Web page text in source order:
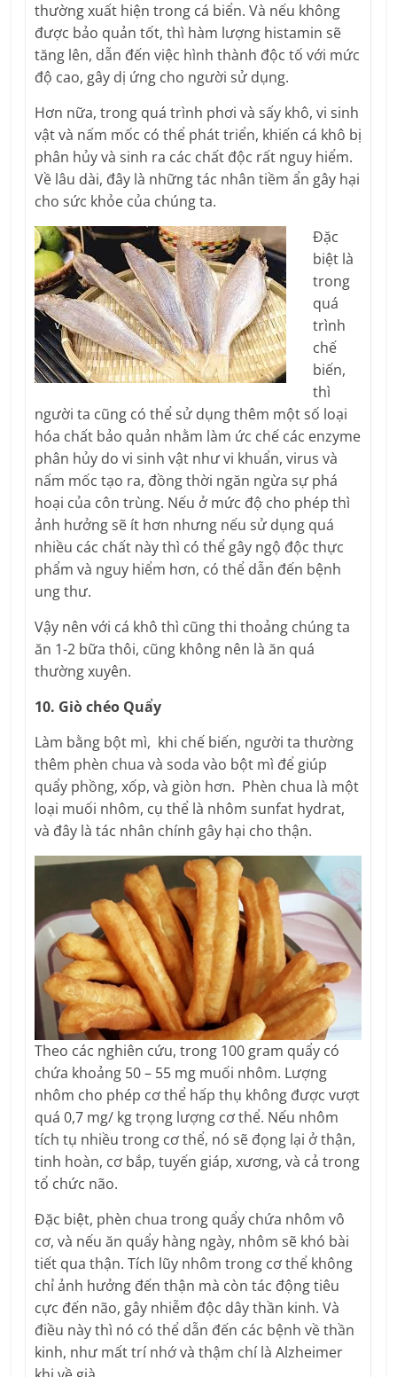
thường xuất hiện trong cá biển. Và nếu không
được bảo quản tốt, thì hàm lượng histamin sẽ
tăng lên, dẫn đến việc hình thành độc tố với mức
độ cao, gây dị ứng cho người sử dụng.
Hơn nữa, trong quá trình phơi và sấy khô, vi sinh
vật và nấm mốc có thể phát triển, khiến cá khô bị
phân hủy và sinh ra các chất độc rất nguy hiểm.
Về lâu dài, đây là những tác nhân tiềm ẩn gây hại
cho sức khỏe của chúng ta.
Đặc
biệt là
trong
quá
trình
chế
biến,
thì
người ta cũng có thể sử dụng thêm một số loại
hóa chất bảo quản nhằm làm ức chế các enzyme
phân hủy do vi sinh vật như vi khuẩn, virus và
nấm mốc tạo ra, đồng thời ngăn ngừa sự phá
hoại của côn trùng. Nếu ở mức độ cho phép thì
ảnh hưởng sẽ ít hơn nhưng nếu sử dụng quá
nhiều các chất này thì có thể gây ngộ độc thực
phẩm và nguy hiểm hơn, có thể dẫn đến bệnh
ung thư.
Vậy nên với cá khô thì cũng thi thoảng chúng ta
ăn 1-2 bữa thôi, cũng không nên là ăn quá
thường xuyên.
10. Giò chéo Quẩy
Làm bằng bột mì, khi chế biến, người ta thường
thêm phèn chua và soda vào bột mì để giúp
quẩy phồng, xốp, và giòn hơn. Phèn chua là một
loại muối nhôm, cụ thể là nhôm sunfat hydrat,
và đây là tác nhân chính gây hại cho thận.
Theo các nghiên cứu, trong 100 gram quẩy có
chứa khoảng 50 – 55 mg muối nhôm. Lượng
nhôm cho phép cơ thể hấp thụ không được vượt
quá 0,7 mg/ kg trọng lượng cơ thể. Nếu nhôm
tích tụ nhiều trong cơ thể, nó sẽ đọng lại ở thận,
tinh hoàn, cơ bắp, tuyến giáp, xương, và cả trong
tổ chức não.
Đặc biệt, phèn chua trong quẩy chứa nhôm vô
cơ, và nếu ăn quẩy hàng ngày, nhôm sẽ khó bài
tiết qua thận. Tích lũy nhôm trong cơ thể không
chỉ ảnh hưởng đến thận mà còn tác động tiêu
cực đến não, gây nhiễm độc dây thần kinh. Và
điều này thì nó có thể dẫn đến các bệnh về thần
kinh, như mất trí nhớ và thậm chí là Alzheimer